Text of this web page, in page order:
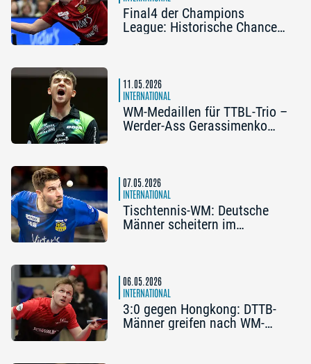
Final4 der Champions
League: Historische Chance
11.05.2026
INTERNATIONAL
WM-Medaillen für TTBL-Trio –
Werder-Ass Gerassimenko
07.05.2026
INTERNATIONAL
Tischtennis-WM: Deutsche
Männer scheitern im
06.05.2026
INTERNATIONAL
3:0 gegen Hongkong: DTTB-
Männer greifen nach WM-